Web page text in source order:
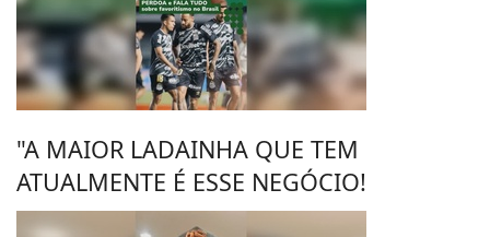
"A MAIOR LADAINHA QUE TEM
ATUALMENTE É ESSE NEGÓCIO!